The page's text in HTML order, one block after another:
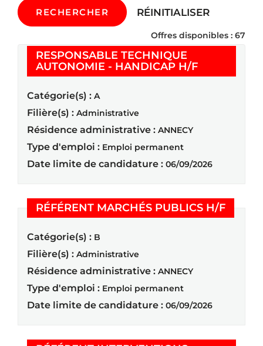
RECHERCHER RÉINITIALISER
Offres disponibles : 67
RESPONSABLE TECHNIQUE
AUTONOMIE - HANDICAP H/F(Nouvelle
Catégorie(s) : A
Filière(s) : Administrative
Résidence administrative : ANNECY
Type d'emploi : Emploi permanent
Date limite de candidature : 06/09/2026
RÉFÉRENT MARCHÉS PUBLICS H/F
Catégorie(s) : B
Filière(s) : Administrative
Résidence administrative : ANNECY
Type d'emploi : Emploi permanent
Date limite de candidature : 06/09/2026